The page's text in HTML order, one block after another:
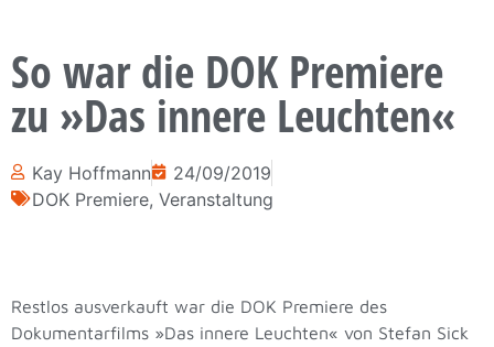
So war die DOK Premiere
zu »Das innere Leuchten«
Kay Hoffmann
24/09/2019
DOK Premiere, Veranstaltung
Restlos ausverkauft war die DOK Premiere des
Dokumentarfilms »Das innere Leuchten« von Stefan Sick